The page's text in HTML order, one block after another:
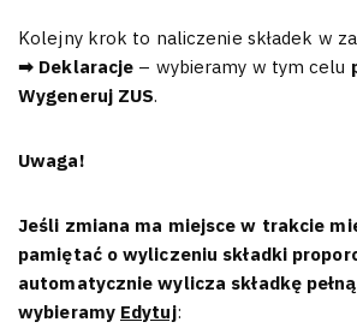
Kolejny krok to naliczenie składek w
➡ Deklaracje – wybieramy w tym celu
Wygeneruj ZUS.
Uwaga!
Jeśli zmiana ma miejsce w trakcie
pamiętać o wyliczeniu składki
automatycznie wylicza składkę
wybieramy Edytuj: